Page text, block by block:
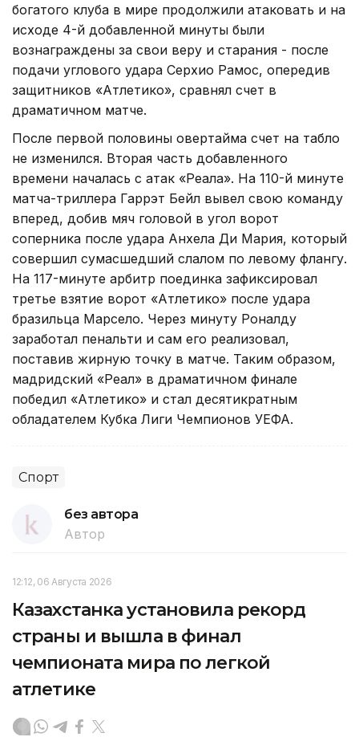
богатого клуба в мире продолжили атаковать и на
исходе 4-й добавленной минуты были
вознаграждены за свои веру и старания - после
подачи углового удара Серхио Рамос, опередив
защитников «Атлетико», сравнял счет в
драматичном матче.
После первой половины овертайма счет на табло
не изменился. Вторая часть добавленного
времени началась с атак «Реала». На 110-й минуте
матча-триллера Гаррэт Бейл вывел свою команду
вперед, добив мяч головой в угол ворот
соперника после удара Анхела Ди Мария, который
совершил сумасшедший слалом по левому флангу.
На 117-минуте арбитр поединка зафиксировал
третье взятие ворот «Атлетико» после удара
бразильца Марсело. Через минуту Роналду
заработал пенальти и сам его реализовал,
поставив жирную точку в матче. Таким образом,
мадридский «Реал» в драматичном финале
победил «Атлетико» и стал десятикратным
обладателем Кубка Лиги Чемпионов УЕФА.
Спорт
без автора
Автор
12:12, 06 Августа 2026
Казахстанка установила рекорд
страны и вышла в финал
чемпионата мира по легкой
атлетике